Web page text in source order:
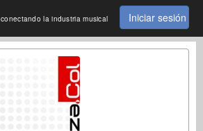
conectando la industria musical Iniciar sesión